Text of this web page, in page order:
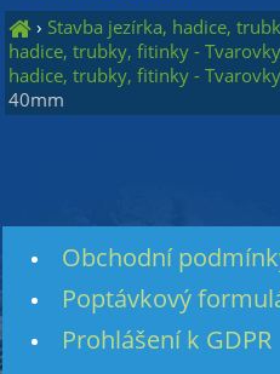
› Stavba jezírka, hadice,
hadice, trubky, fitinky -
hadice, trubky, fitinky -
40mm
Obchodní
Poptávkový
Prohlášení k GDPR